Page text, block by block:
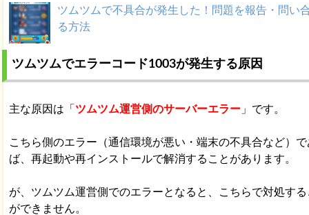
ツムツムで不具合が発生した！問題を報告・問い
る方法
ツムツムのエラーコード202って？発生原因と対
とめ
ツムツムでエラーコード1003が発生する原因
主な原因は「 ツムツム運営側のサーバーエラー」です。
こちら側のエラー（通信環境が悪い・端末の不具合など）
ば、再起動や再インストールで解消することがあります。
が、ツムツム運営側でのエラーとなると、こちらで対処す
ができません。